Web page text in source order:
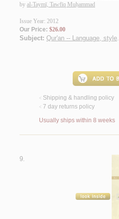
by al-Taymī, Tawfīq Muḥammad
Issue Year: 2012
Our Price: $26.00
Subject: Qur'an -- Language, style.
< Shipping & handling policy
< 7 day returns policy
Usually ships within 8 weeks
9.